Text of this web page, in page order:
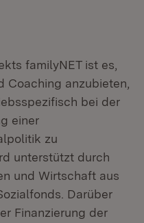
familyNET ist es,
Coaching anzubieten,
bei der
einer
zu
unterstützt durch
und Wirtschaft aus
Darüber
Finanzierung der